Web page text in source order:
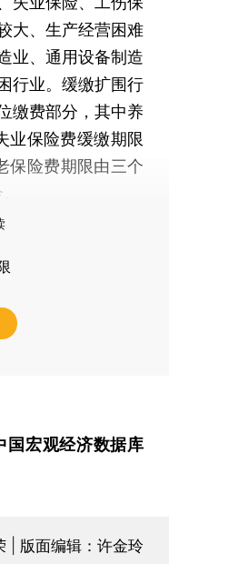
大、生产经营困难
业、通用设备制造
行业。缓缴扩围行
缴费部分，其中养
业保险费缓缴期限
保险费期限由三个
国宏观经济数据库
| 版面编辑：许金玲